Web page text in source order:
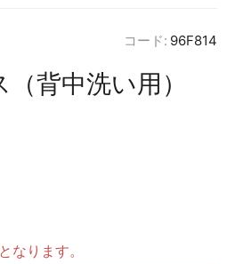
コード: 96F814
背中洗い用）
なります。